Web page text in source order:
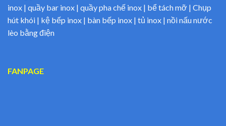
inox | quầy bar inox | quầy pha chế inox | bể tách mỡ | Chụp
hút khói | kệ bếp inox | bàn bếp inox | tủ inox | nồi nấu nước
lèo bằng điện
FANPAGE